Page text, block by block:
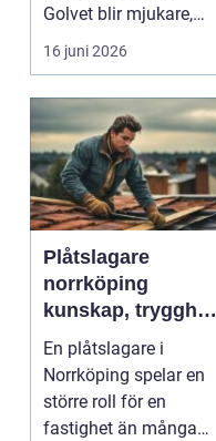
Golvet blir mjukare,
ljudnivån sjunker o...
16 juni 2026
Plåtslagare
norrköping
kunskap, trygghet
och hållbara
taklösningar
En plåtslagare i
Norrköping spelar en
större roll för en
fastighet än många